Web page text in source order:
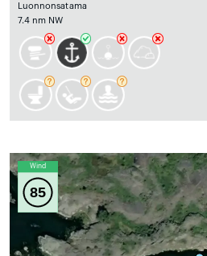
Luonnonsatama
7.4 nm NW
Wind
85